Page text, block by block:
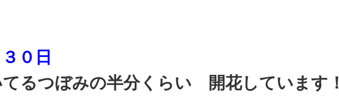
０日
るつぼみの半分くらい 開花しています！